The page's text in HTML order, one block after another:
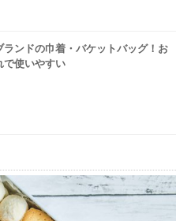
ランドの巾着・バケットバッグ！お
で使いやすい